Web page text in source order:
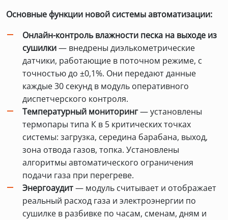
Основные функции новой системы автоматизации:
Онлайн-контроль влажности песка на выходе из
сушилки— внедрены диэлькометрические
датчики, работающие в поточном режиме, с
точностью до ±0,1%. Они передают данные
каждые 30 секунд в модуль оперативного
диспетчерского контроля.
Температурный мониторинг— установлены
термопары типа К в 5 критических точках
системы: загрузка, середина барабана, выход,
зона отвода газов, топка. Установлены
алгоритмы автоматического ограничения
подачи газа при перегреве.
Энергоаудит— модуль считывает и отображает
реальный расход газа и электроэнергии по
сушилке в разбивке по часам, сменам, дням и